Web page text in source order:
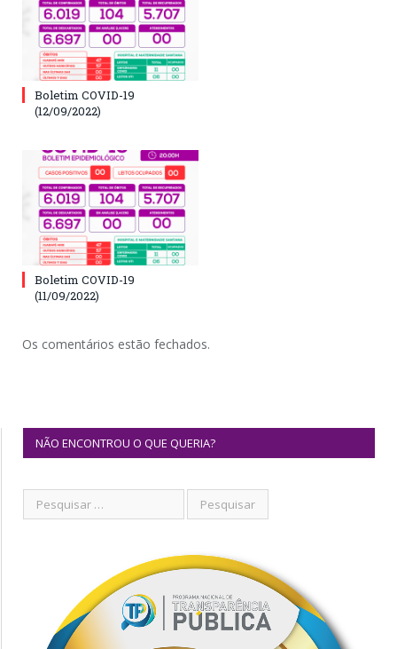
Boletim COVID-19
(12/09/2022)
Boletim COVID-19
(11/09/2022)
Os comentários estão fechados.
NÃO ENCONTROU O QUE QUERIA?